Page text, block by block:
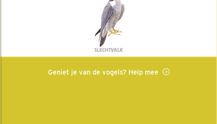
SLECHTVALK
Geniet je van de vogels? Help mee